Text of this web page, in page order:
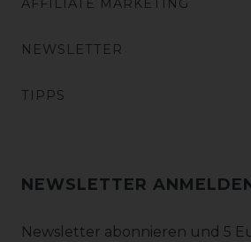
AFFILIATE MARKETING
NEWSLETTER
TIPPS
NEWSLETTER
Newsletter abonnieren und 5